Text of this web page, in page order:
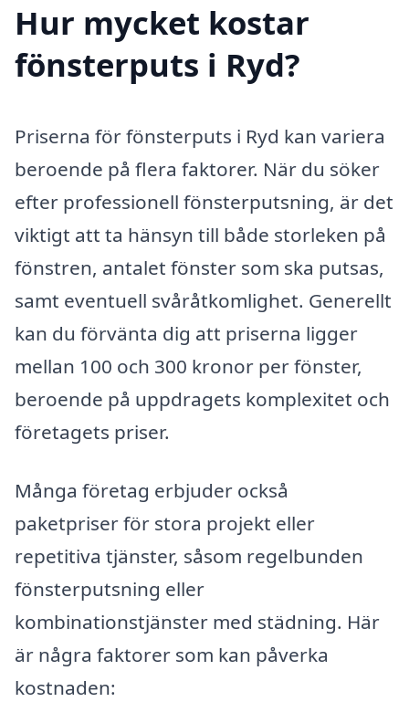
Hur mycket kostar
fönsterputs i Ryd?
Priserna för fönsterputs i Ryd kan variera
beroende på flera faktorer. När du söker
efter professionell fönsterputsning, är det
viktigt att ta hänsyn till både storleken på
fönstren, antalet fönster som ska putsas,
samt eventuell svåråtkomlighet. Generellt
kan du förvänta dig att priserna ligger
mellan 100 och 300 kronor per fönster,
beroende på uppdragets komplexitet och
företagets priser.
Många företag erbjuder också
paketpriser för stora projekt eller
repetitiva tjänster, såsom regelbunden
fönsterputsning eller
kombinationstjänster med städning. Här
är några faktorer som kan påverka
kostnaden: